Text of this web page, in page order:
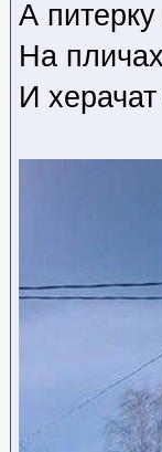
А
На
И